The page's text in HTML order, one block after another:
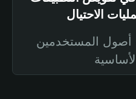
الاحتيال
أصول المستخدمين